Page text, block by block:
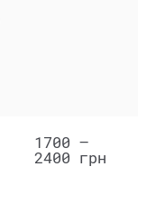
1700 —
2400 грн